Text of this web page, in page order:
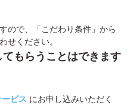
ので、「こだわり条件」から
せください。
もらうことはできます
ビス にお申し込みいただく